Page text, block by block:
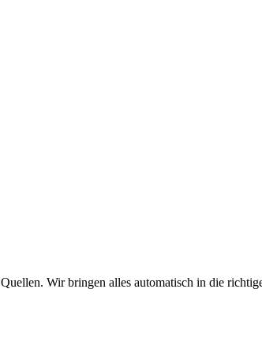
Wir bringen alles automatisch in die